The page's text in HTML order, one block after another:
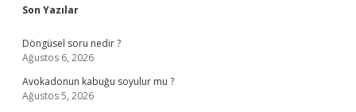
Sidebar
Son Yazılar
Döngüsel soru nedir ?
Ağustos 6, 2026
Avokadonun kabuğu soyulur mu ?
Ağustos 5, 2026